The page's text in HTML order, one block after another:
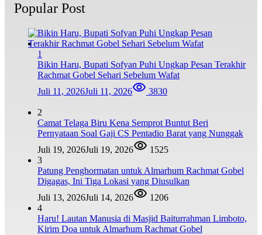
Popular Post
1
Bikin Haru, Bupati Sofyan Puhi Ungkap Pesan Terakhir
Rachmat Gobel Sehari Sebelum Wafat
Juli 11, 2026Juli 11, 2026 3830
2
Camat Telaga Biru Kena Semprot Buntut Beri
Pernyataan Soal Gaji CS Pentadio Barat yang Nunggak
Juli 19, 2026Juli 19, 2026
1525
3
Patung Penghormatan untuk Almarhum Rachmat Gobel
Digagas, Ini Tiga Lokasi yang Diusulkan
Juli 13, 2026Juli 14, 2026
1206
4
Haru! Lautan Manusia di Masjid Baiturrahman Limboto,
Kirim Doa untuk Almarhum Rachmat Gobel